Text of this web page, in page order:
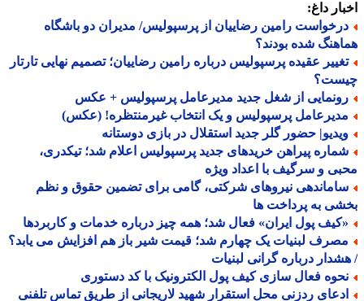
داغ:
رامین رضاییان از پرسپولیس/ مدیران دو باشگاه
شده بودند؟
عقیده پرسپولیس درباره رامین رضاییان؛ تصمیم نهایی تارتار
از شغل جدید مدیرعامل پرسپولیس + عکس
پرسپولیس و یک انتخاب غیرمنتظره! (عکس)
حضور گلر جدید استقلال در بازی دوستانه
پیراهن خریدهای جدید پرسپولیس اعلام شد؛ تیکدری،
و سرگیف با اعداد ویژه
نیروهای شرکتی، گامی برای تضمین حقوق و نظم
به پرداخت ها
پول ایران» فعال شد؛ همه چیز درباره خدمات و کاربردها
لبنیات یک چهارم شد؛ قیمت شیر باز هم افزایش می یابد؟
درباره گرانی لبنیات
فعال سازی کیف پول الکترونیک با کد دستوری
ردزنی محل استقرار شهید لاریجانی از طریق تماس تلفنی